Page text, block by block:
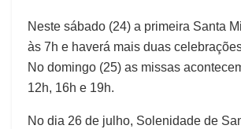
Neste sábado (24) a primeira Santa
às 7h e haverá mais duas
No domingo (25) as missas
12h, 16h e 19h.
No dia 26 de julho, Solenidade de